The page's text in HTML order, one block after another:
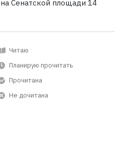
Сенатской площади 14
Читаю
Планирую прочитать
Прочитана
Не дочитана